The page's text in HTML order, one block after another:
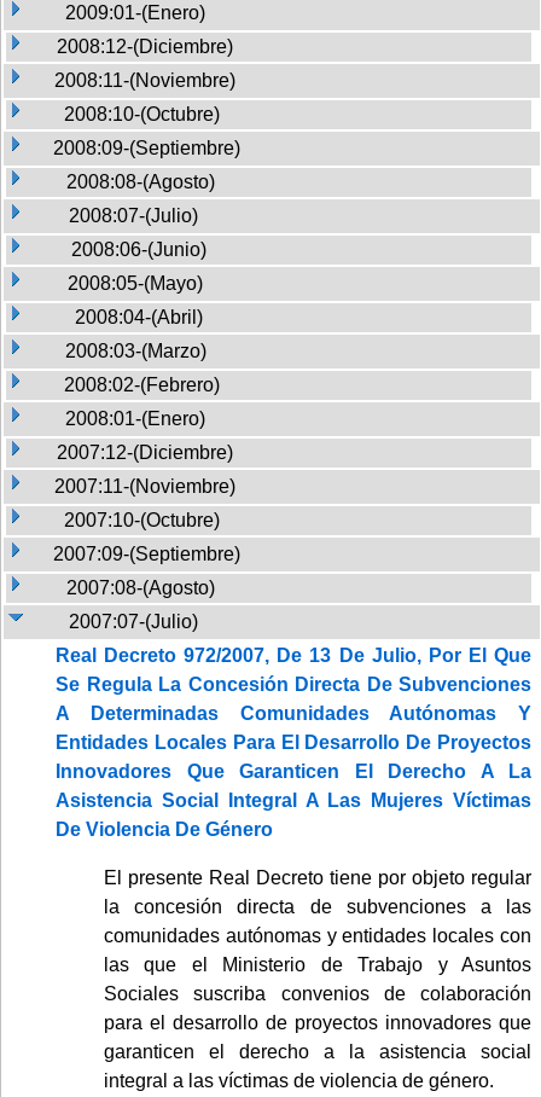
2009:01-(Enero)
2008:12-(Diciembre)
2008:11-(Noviembre)
2008:10-(Octubre)
2008:09-(Septiembre)
2008:08-(Agosto)
2008:07-(Julio)
2008:06-(Junio)
2008:05-(Mayo)
2008:04-(Abril)
2008:03-(Marzo)
2008:02-(Febrero)
2008:01-(Enero)
2007:12-(Diciembre)
2007:11-(Noviembre)
2007:10-(Octubre)
2007:09-(Septiembre)
2007:08-(Agosto)
2007:07-(Julio)
Real Decreto 972/2007, De 13 De Julio, Por El Que
Se Regula La Concesión Directa De Subvenciones
A Determinadas Comunidades Autónomas Y
Entidades Locales Para El Desarrollo De Proyectos
Innovadores Que Garanticen El Derecho A La
Asistencia Social Integral A Las Mujeres Víctimas
De Violencia De Género
El presente Real Decreto tiene por objeto regular
la concesión directa de subvenciones a las
comunidades autónomas y entidades locales con
las que el Ministerio de Trabajo y Asuntos
Sociales suscriba convenios de colaboración
para el desarrollo de proyectos innovadores que
garanticen el derecho a la asistencia social
integral a las víctimas de violencia de género.